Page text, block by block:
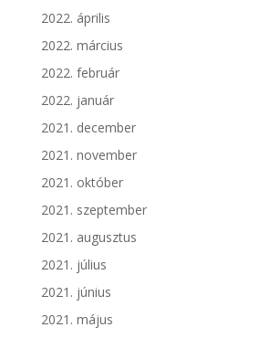
2022. április
2022. március
2022. február
2022. január
2021. december
2021. november
2021. október
2021. szeptember
2021. augusztus
2021. július
2021. június
2021. május